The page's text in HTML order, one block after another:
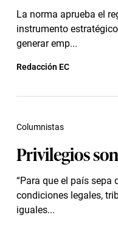
La norma aprueba el
instrumento
generar emp...
Redacción EC
Privilegios
“Para que el país sepa
condiciones legales,
iguales...
Columnistas